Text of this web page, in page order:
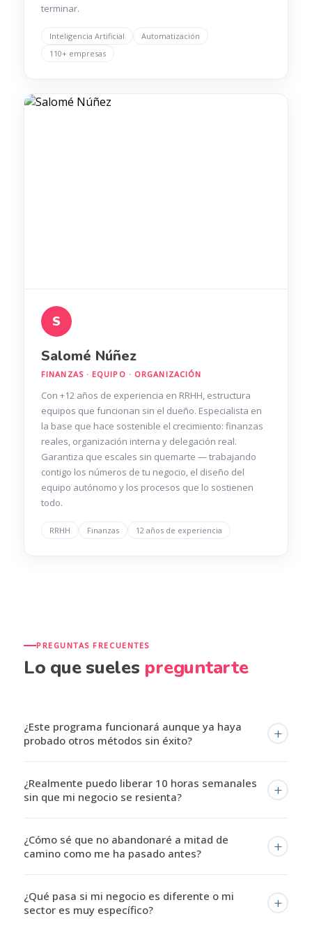
terminar.
Inteligencia Artificial
Automatización
110+ empresas
S
Salomé Núñez
FINANZAS · EQUIPO · ORGANIZACIÓN
Con +12 años de experiencia en RRHH, estructura
equipos que funcionan sin el dueño. Especialista en
la base que hace sostenible el crecimiento: finanzas
reales, organización interna y delegación real.
Garantiza que escales sin quemarte — trabajando
contigo los números de tu negocio, el diseño del
equipo autónomo y los procesos que lo sostienen
todo.
RRHH Finanzas 12 años de experiencia
PREGUNTAS FRECUENTES
Lo que sueles preguntarte
¿Este programa funcionará aunque ya haya
probado otros métodos sin éxito?
+
empresarios que han probado cursos genéricos sin
resultados. La diferencia es que no te damos teoría para
negocio con acompañamiento durante 90 días. Y si
cumples el programa y no logras tus 3 objetivos
consigas.
¿Realmente puedo liberar 10 horas semanales
sin que mi negocio se resienta?
+
correctamente. En la primera semana identificamos las
tareas de bajo valor que consumen tu tiempo. En las
las eliminan. Nuestros clientes liberan en promedio 10
horas semanales con automatizacines y procesos para
¿Cómo sé que no abandonaré a mitad de
camino como me ha pasado antes?
+
el abandono. El onboarding inmediato te da resultados
desde la primera semana. Las sesiones semanales y
¿Qué pasa si mi negocio es diferente o mi
sector es muy específico?
+